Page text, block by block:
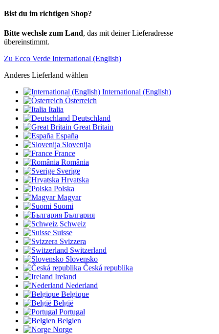
Bist du im richtigen Shop?
Bitte wechsle zum Land, das mit deiner Lieferadresse
übereinstimmt.
Zu Ecco Verde International (English)
Anderes Lieferland wählen
International (English)
Österreich
Italia
Deutschland
Great Britain
España
Slovenija
France
România
Sverige
Hrvatska
Polska
Magyar
Suomi
България
Schweiz
Suisse
Svizzera
Switzerland
Slovensko
Česká republika
Ireland
Nederland
Belgique
België
Portugal
Belgien
Norge